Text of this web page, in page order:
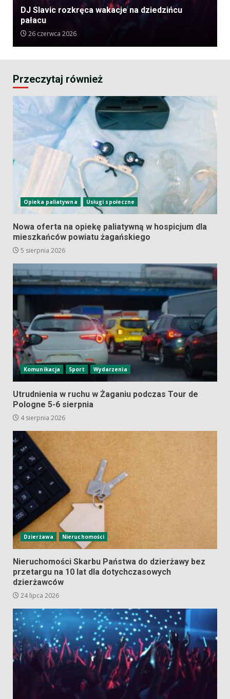
DJ Slavic rozkręca wakacje na dziedzińcu
pałacu
26 czerwca 2026
Przeczytaj również
Opieka paliatywna Usługi społeczne
Nowa oferta na opiekę paliatywną w hospicjum dla
mieszkańców powiatu żagańskiego
5 sierpnia 2026
Komunikacja Sport Wydarzenia
Utrudnienia w ruchu w Żaganiu podczas Tour de
Pologne 5-6 sierpnia
4 sierpnia 2026
Dzierżawa Nieruchomości
Nieruchomości Skarbu Państwa do dzierżawy bez
przetargu na 10 lat dla dotychczasowych
dzierżawców
24 lipca 2026